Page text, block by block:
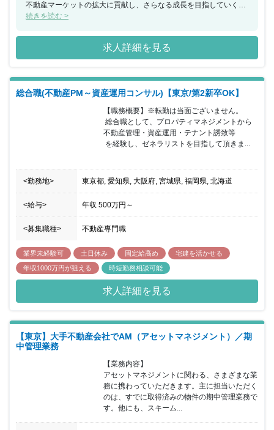
不動産マーケットの拡大に貢献し、さらなる成長を目指していくた
め2012年12月には物流施設に特化した最大規模の「J-REIT」を東
かして、施設開発や既存物流施設のリニューアルに注力していま
す。社員を第一に考え、リーマンショック時もリストラは行わず、
解雇がないのも企業の特徴です。
続きを読む >
求人詳細を見る
総合職(不動産PM～資産運用コンサル)【東京/第2新卒OK】
【職務概要】※転勤は当面ございません。
不動産管理・資産運用・テナント誘致等
を経験し、ゼネラリストを目指して頂きま...
<勤務地> 東京都, 愛知県, 大阪府, 宮城県, 福岡県, 北海道
<給与> 年収 500万円 ～
<募集職種> 不動産専門職
業界未経験可 土日休み 固定給高め
宅建を活かせる
年収1000万円が狙える
時短勤務相談可能
求人詳細を見る
【東京】大手不動産会社でAM（アセットマネジメント）／期
中管理業務
【業務内容】
アセットマネジメントに関わる、さまざまな業
務に携わっていただきます。主に担当いただく
のは、すでに取得済みの物件の期中管理業務で
す。他にも、スキーム...